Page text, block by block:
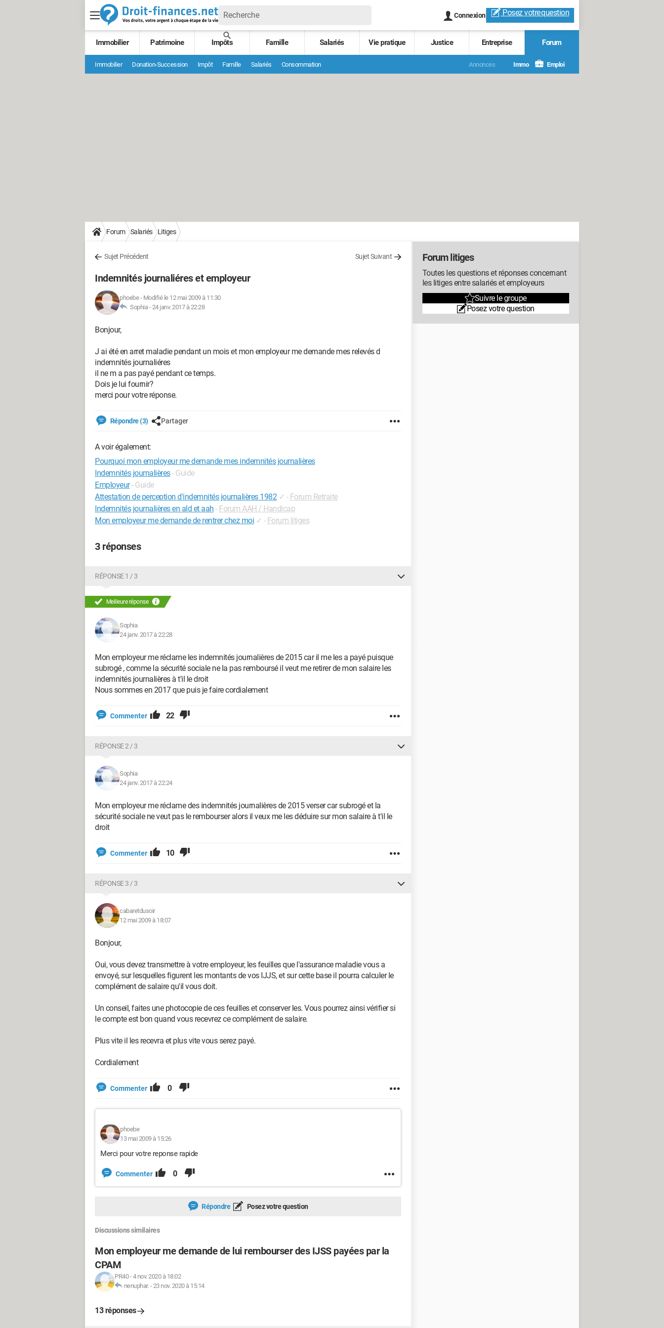
Connexion Posez votrequestion
Immobilier Patrimoine Impôts Famille Salariés Vie pratique Justice Entreprise Forum
Immobilier Donation-Succession Impôt Famille Salariés Consommation Annonces Immo Emploi
Forum Salariés Litiges
Sujet Précédent Sujet Suivant
Indemnités journaliéres et employeur
phoebe- Modifié le 12 mai 2009 à 11:30
Sophia -24 janv. 2017 à 22:28
Bonjour,
J ai été en arret maladie pendant un mois et mon employeur me demande mes relevés d
indemnités journaliéres
il ne m a pas payé pendant ce temps.
Dois je lui fournir?
merci pour votre réponse.
Répondre (3) Partager
A voir également:
Pourquoi mon employeur me demande mes indemnités journalières
Indemnités journalières- Guide
Employeur- Guide
Attestation de perception d'indemnités journalières 1982 ✓ - Forum Retraite
Indemnités journalières en ald et aah - Forum AAH / Handicap
Mon employeur me demande de rentrer chez moi ✓ - Forum litiges
3 réponses
RÉPONSE 1 / 3
Meilleure réponse
Sophia
24 janv. 2017 à 22:28
Mon employeur me réclame les indemnités journalières de 2015 car il me les a payé puisque
subrogé , comme la sécurité sociale ne la pas remboursé il veut me retirer de mon salaire les
indemnités journalières à t'il le droit
Nous sommes en 2017 que puis je faire cordialement
Commenter 22
RÉPONSE 2 / 3
Sophia
24 janv. 2017 à 22:24
Mon employeur me réclame des indemnités journalières de 2015 verser car subrogé et la
sécurité sociale ne veut pas le rembourser alors il veux me les déduire sur mon salaire à t'il le
droit
Commenter 10
RÉPONSE 3 / 3
cabaretdusoir
12 mai 2009 à 18:07
Bonjour,
Oui, vous devez transmettre à votre employeur, les feuilles que l'assurance maladie vous a
envoyé, sur lesquelles figurent les montants de vos IJJS, et sur cette base il pourra calculer le
complément de salaire qu'il vous doit.
Un conseil, faites une photocopie de ces feuilles et conserver les. Vous pourrez ainsi vérifier si
le compte est bon quand vous recevrez ce complément de salaire.
Plus vite il les recevra et plus vite vous serez payé.
Cordialement
Commenter 0
phoebe
13 mai 2009 à 15:26
Merci pour votre reponse rapide
Commenter 0
Répondre Posez votre question
Discussions similaires
Mon employeur me demande de lui rembourser des IJSS payées par la
CPAM
PR40-4 nov. 2020 à 18:02
nenuphar.-23 nov. 2020 à 15:14
13 réponses
Forum litiges
Toutes les questions et réponses concernant
les litiges entre salariés et employeurs
Suivre le groupe
Posez votre question